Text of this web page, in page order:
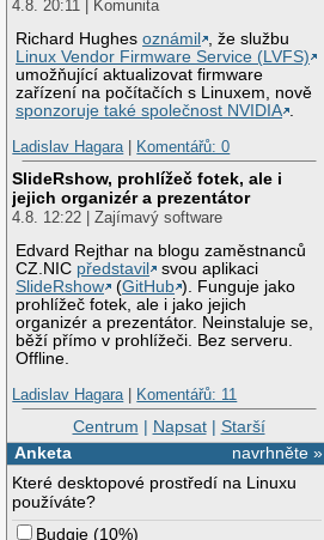
4.8. 20:11 | Komunita
Richard Hughesoznámil
, že službu
Linux Vendor Firmware Service (LVFS)
umožňující aktualizovat firmware
zařízení na počítačích s Linuxem, nově
sponzoruje také společnost NVIDIA .
Ladislav Hagara| Komentářů: 0
SlideRshow, prohlížeč fotek, ale i
jejich organizér a prezentátor
4.8. 12:22 | Zajímavý software
Edvard Rejthar na blogu zaměstnanců
CZ.NIC představil
svou aplikaci
SlideRshow
(GitHub ). Funguje jako
prohlížeč fotek, ale i jako jejich
organizér a prezentátor. Neinstaluje se,
běží přímo v prohlížeči. Bez serveru.
Offline.
Ladislav Hagara| Komentářů: 11
Centrum | Napsat| Starší
navrhněte »
Anketa
Které desktopové prostředí na Linuxu
používáte?
Budgie (10%)